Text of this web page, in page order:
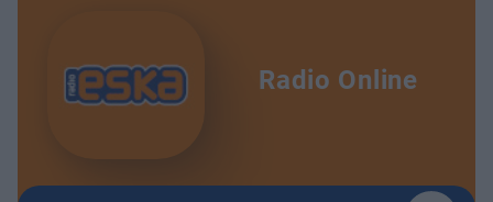
Radio Online